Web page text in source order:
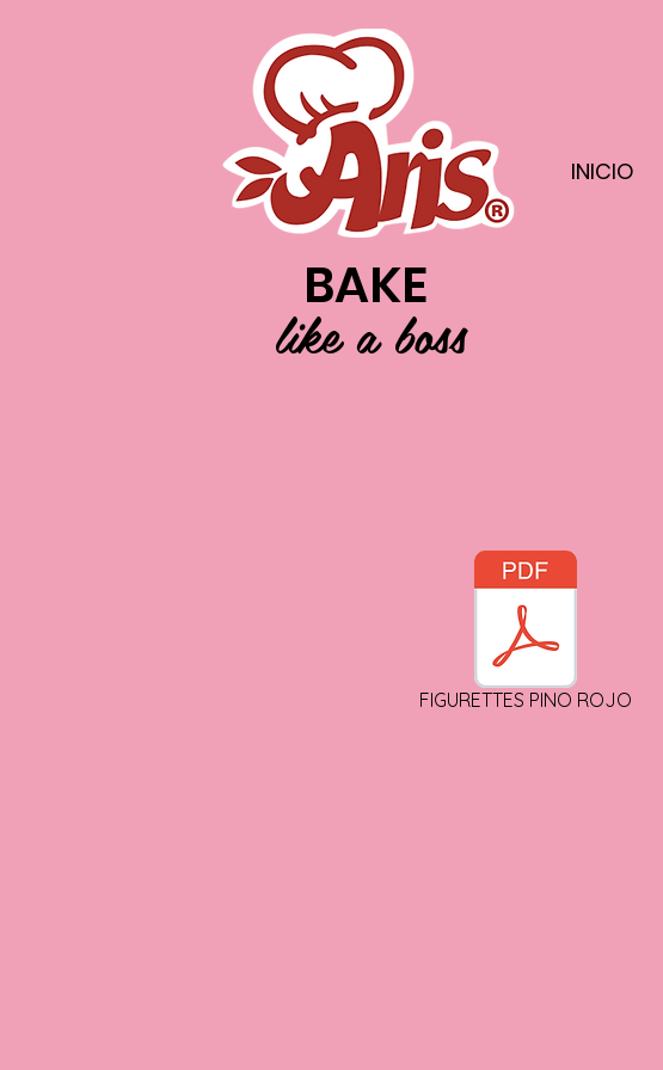
BAKE
like a boss
INICIO
FIGURETTES PINO ROJO